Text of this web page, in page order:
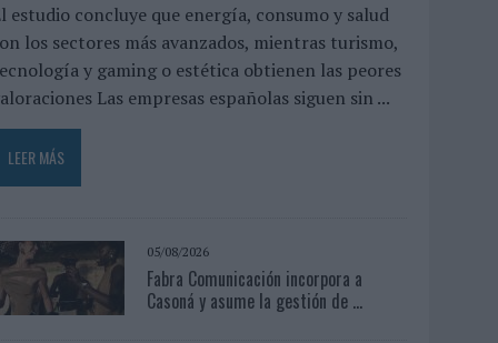
estudio concluye que energía, consumo y salud
los sectores más avanzados, mientras turismo,
y gaming o estética obtienen las peores
Las empresas españolas siguen sin ...
LEER MÁS
05/08/2026
Fabra Comunicación incorpora a
Casoná y asume la gestión de ...